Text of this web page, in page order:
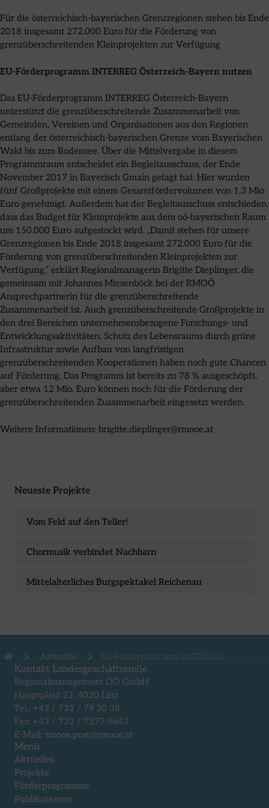
Für die österreichisch-bayerischen Grenzregionen stehen bis Ende
2018 insgesamt 272.000 Euro für die Förderung von
grenzüberschreitenden Kleinprojekten zur Verfügung
EU-Förderprogramm INTERREG Österreich-Bayern nutzen
Das EU-Förderprogramm INTERREG Österreich-Bayern
unterstützt die grenzüberschreitende Zusammenarbeit von
Gemeinden, Vereinen und Organisationen aus den Regionen
entlang der österreichisch-bayerischen Grenze vom Bayerischen
Wald bis zum Bodensee. Über die Mittelvergabe in diesem
Programmraum entscheidet ein Begleitausschuss, der Ende
November 2017 in Bayerisch Gmain getagt hat. Hier wurden
fünf Großprojekte mit einem Gesamtfördervolumen von 1,3 Mio
Euro genehmigt. Außerdem hat der Begleitausschuss entschieden,
dass das Budget für Kleinprojekte aus dem oö-bayerischen Raum
um 150.000 Euro aufgestockt wird. „Damit stehen für unsere
Grenzregionen bis Ende 2018 insgesamt 272.000 Euro für die
Förderung von grenzüberschreitenden Kleinprojekten zur
Verfügung,“ erklärt Regionalmanagerin Brigitte Dieplinger, die
gemeinsam mit Johannes Miesenböck bei der RMOÖ
Ansprechpartnerin für die grenzüberschreitende
Zusammenarbeit ist. Auch grenzüberschreitende Großprojekte in
den drei Bereichen unternehmensbezogene Forschungs- und
Entwicklungsaktivitäten, Schutz des Lebensraums durch grüne
Infrastruktur sowie Aufbau von langfristigen
grenzüberschreitenden Kooperationen haben noch gute Chancen
auf Förderung. Das Programm ist bereits zu 78 % ausgeschöpft,
aber etwa 12 Mio. Euro können noch für die Förderung der
grenzüberschreitenden Zusammenarbeit eingesetzt werden.
Weitere Informationen: brigitte.dieplinger@rmooe.at
Neueste Projekte
Vom Feld auf den Teller!
Chormusik verbindet Nachbarn
Mittelalterliches Burgspektakel Reichenau
Aktuelles EU-Förderprogramm INTERREG
Kontakt Landesgeschäftsstelle
Regionalmanagement OÖ GmbH
Hauptplatz 23, 4020 Linz
Tel.: +43 / 732 / 79 30 38
Fax: +43 / 732 / 7277-9642
E-Mail: rmooe.post@rmooe.at
Menü
Aktuelles
Projekte
Förderprogramme
Publikationen